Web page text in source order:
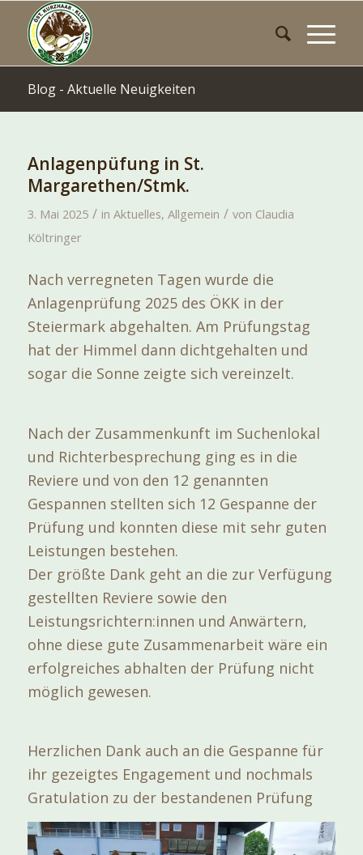
Blog - Aktuelle Neuigkeiten
Anlagenpüfung in St.
Margarethen/Stmk.
3. Mai 2025 / in Aktuelles, Allgemein / von Claudia
Költringer
Nach verregneten Tagen wurde die
Anlagenprüfung 2025 des ÖKK in der
Steiermark abgehalten. Am Prüfungstag
hat der Himmel dann dichtgehalten und
sogar die Sonne zeigte sich vereinzelt.
Nach der Zusammenkunft im Suchenlokal
und Richterbesprechung ging es in die
Reviere und von den 12 genannten
Gespannen stellten sich 12 Gespanne der
Prüfung und konnten diese mit sehr guten
Leistungen bestehen.
Der größte Dank geht an die zur Verfügung
gestellten Reviere sowie den
Leistungsrichtern:innen und Anwärtern,
ohne diese gute Zusammenarbeit wäre ein
erfolgreiches abhalten der Prüfung nicht
möglich gewesen.
Herzlichen Dank auch an die Gespanne für
ihr gezeigtes Engagement und nochmals
Gratulation zu der bestandenen Prüfung